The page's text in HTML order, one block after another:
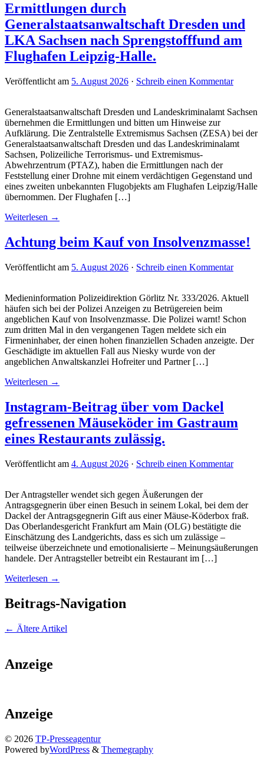
Ermittlungen durch
Generalstaatsanwaltschaft Dresden und
LKA Sachsen nach Sprengstofffund am
Flughafen Leipzig-Halle.
Veröffentlicht am 5. August 2026 · Schreib einen Kommentar
Generalstaatsanwaltschaft Dresden und Landeskriminalamt Sachsen
übernehmen die Ermittlungen und bitten um Hinweise zur
Aufklärung. Die Zentralstelle Extremismus Sachsen (ZESA) bei der
Generalstaatsanwaltschaft Dresden und das Landeskriminalamt
Sachsen, Polizeiliche Terrorismus- und Extremismus-
Abwehrzentrum (PTAZ), haben die Ermittlungen nach der
Feststellung einer Drohne mit einem verdächtigen Gegenstand und
eines zweiten unbekannten Flugobjekts am Flughafen Leipzig/Halle
übernommen. Der Flughafen […]
Weiterlesen →
Achtung beim Kauf von Insolvenzmasse!
Veröffentlicht am 5. August 2026 · Schreib einen Kommentar
Medieninformation Polizeidirektion Görlitz Nr. 333/2026. Aktuell
häufen sich bei der Polizei Anzeigen zu Betrügereien beim
angeblichen Kauf von Insolvenzmasse. Die Polizei warnt! Schon
zum dritten Mal in den vergangenen Tagen meldete sich ein
Firmeninhaber, der einen hohen finanziellen Schaden anzeigte. Der
Geschädigte im aktuellen Fall aus Niesky wurde von der
angeblichen Anwaltskanzlei Hofreiter und Partner […]
Weiterlesen →
Instagram-Beitrag über vom Dackel
gefressenen Mäuseköder im Gastraum
eines Restaurants zulässig.
Veröffentlicht am 4. August 2026 · Schreib einen Kommentar
Der Antragsteller wendet sich gegen Äußerungen der
Antragsgegnerin über einen Besuch in seinem Lokal, bei dem der
Dackel der Antragsgegnerin Gift aus einer Mäuse-Köderbox fraß.
Das Oberlandesgericht Frankfurt am Main (OLG) bestätigte die
Einschätzung des Landgerichts, dass es sich um zulässige –
teilweise überzeichnete und emotionalisierte – Meinungsäußerungen
handele. Der Antragsteller betreibt ein Restaurant im […]
Weiterlesen →
Beitrags-Navigation
← Ältere Artikel
Anzeige
Anzeige
© 2026 TP-Presseagentur
Powered byWordPress & Themegraphy